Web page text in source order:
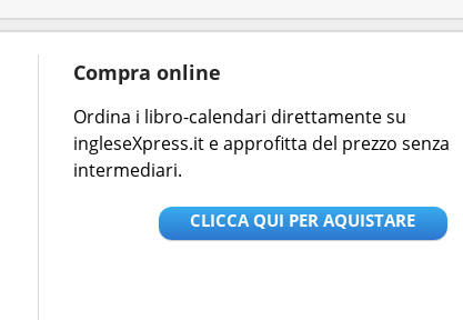
Compra online
Ordina i libro-calendari direttamente su
ingleseXpress.it e approfitta del prezzo senza
intermediari.
CLICCA QUI PER AQUISTARE